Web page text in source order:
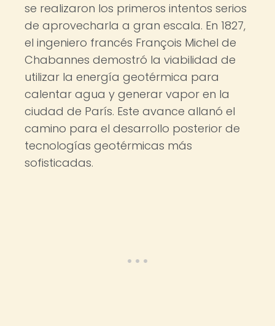
se realizaron los primeros intentos serios
de aprovecharla a gran escala. En 1827,
el ingeniero francés François Michel de
Chabannes demostró la viabilidad de
utilizar la energía geotérmica para
calentar agua y generar vapor en la
ciudad de París. Este avance allanó el
camino para el desarrollo posterior de
tecnologías geotérmicas más
sofisticadas.